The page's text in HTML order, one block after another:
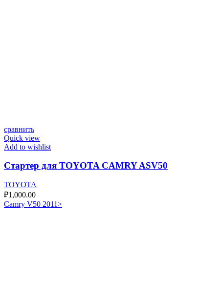
сравнить
Quick view
Add to wishlist
Стартер для TOYOTA CAMRY ASV50
TOYOTA
₽1,000.00
Camry V50 2011>